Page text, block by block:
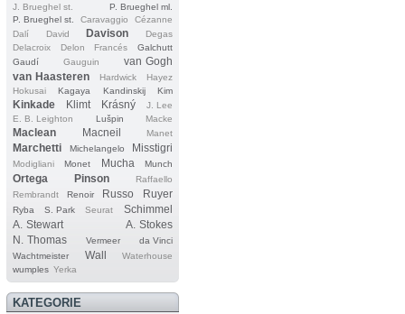
J. Brueghel st.
P. Brueghel ml.
P. Brueghel st.
Caravaggio
Cézanne
Dalí
David Davison
Degas
Delacroix
Delon Francés
Galchutt
Gaudí
Gauguin
van Gogh
van Haasteren
Hardwick
Hayez
Hokusai
Kagaya Kandinskij Kim
Kinkade Klimt Krásný
J. Lee
E. B. Leighton
Lušpin Macke
Maclean Macneil Manet
Marchetti Michelangelo Misstigri
Modigliani Monet Mucha Munch
Ortega Pinson
Raffaello
Rembrandt
Renoir Russo Ruyer
Ryba S. Park Seurat
Schimmel
A. Stewart
A. Stokes
N. Thomas
Vermeer
da Vinci
Wachtmeister
Wall
Waterhouse
wumples Yerka
KATEGORIE